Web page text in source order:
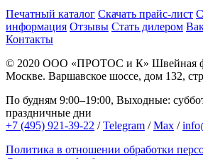
Печатный каталог Скачать прайс-лист
информация Отзывы Стать дилером
Контакты
© 2020 ООО «ПРОТОС и К» Швейная
Москве. Варшавское шоссе, дом 132,
По будням 9:00–19:00, Выходные:
праздничные дни
+7 (495) 921-39-22 /Telegram /Max /
Политика в отношении обработки